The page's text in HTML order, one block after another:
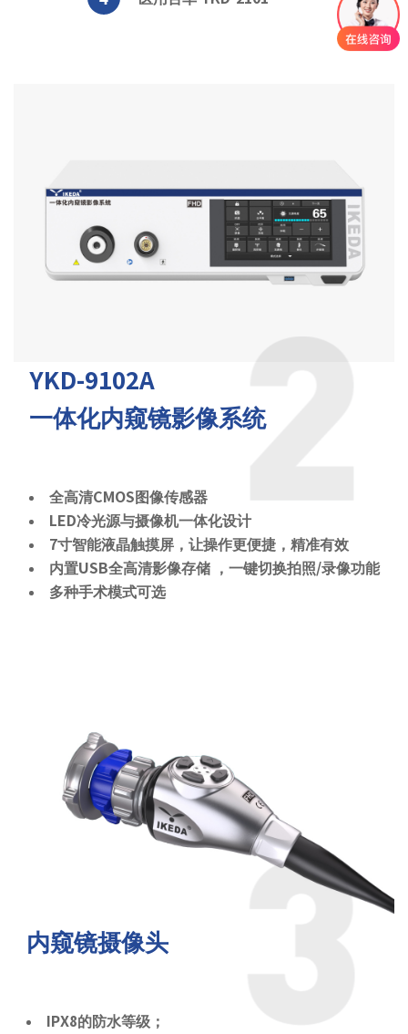
YKD-9102A
一体化内窥镜影像系统
全高清CMOS图像传感器
LED冷光源与摄像机一体化设计
7寸智能液晶触摸屏，让操作更便捷，精准有效
内置USB全高清影像存储 ，一键切换拍照/录像功能
多种手术模式可选
内窥镜摄像头
IPX8的防水等级；